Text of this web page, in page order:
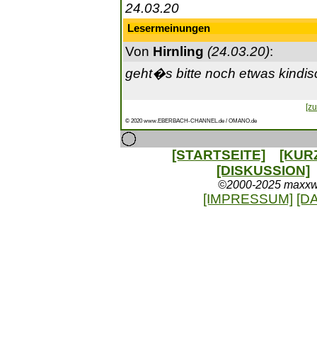
24.03.20
Lesermeinungen
Von Hirnling (24.03.20):
geht�s bitte noch etwas
© 2020 www.EBERBACH-CHANNEL.de / OMANO.de
[STARTSEITE]
[DISKUSSION]
©2000-2025
[IMPRESSUM]